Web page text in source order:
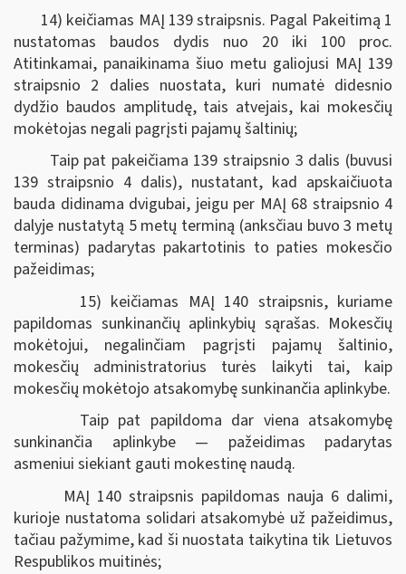
14) keičiamas MAĮ 139 straipsnis. Pagal Pakeitimą 1
nustatomas baudos dydis nuo 20 iki 100 proc.
Atitinkamai, panaikinama šiuo metu galiojusi MAĮ 139
straipsnio 2 dalies nuostata, kuri numatė didesnio
dydžio baudos amplitudę, tais atvejais, kai mokesčių
mokėtojas negali pagrįsti pajamų šaltinių;
Taip pat pakeičiama 139 straipsnio 3 dalis (buvusi
139 straipsnio 4 dalis), nustatant, kad apskaičiuota
bauda didinama dvigubai, jeigu per MAĮ 68 straipsnio 4
dalyje nustatytą 5 metų terminą (anksčiau buvo 3 metų
terminas) padarytas pakartotinis to paties mokesčio
pažeidimas;
15) keičiamas MAĮ 140 straipsnis, kuriame
papildomas sunkinančių aplinkybių sąrašas. Mokesčių
mokėtojui, negalinčiam pagrįsti pajamų šaltinio,
mokesčių administratorius turės laikyti tai, kaip
mokesčių mokėtojo atsakomybę sunkinančia aplinkybe.
Taip pat papildoma dar viena atsakomybę
sunkinančia aplinkybe — pažeidimas padarytas
asmeniui siekiant gauti mokestinę naudą.
MAĮ 140 straipsnis papildomas nauja 6 dalimi,
kurioje nustatoma solidari atsakomybė už pažeidimus,
tačiau pažymime, kad ši nuostata taikytina tik Lietuvos
Respublikos muitinės;